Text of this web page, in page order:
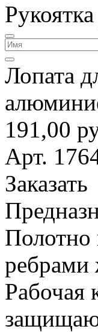
Лопата
191,00
Арт.
Заказать
Полотно
ребрами
Рабочая